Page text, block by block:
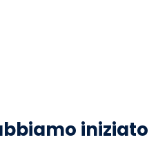
iniziato